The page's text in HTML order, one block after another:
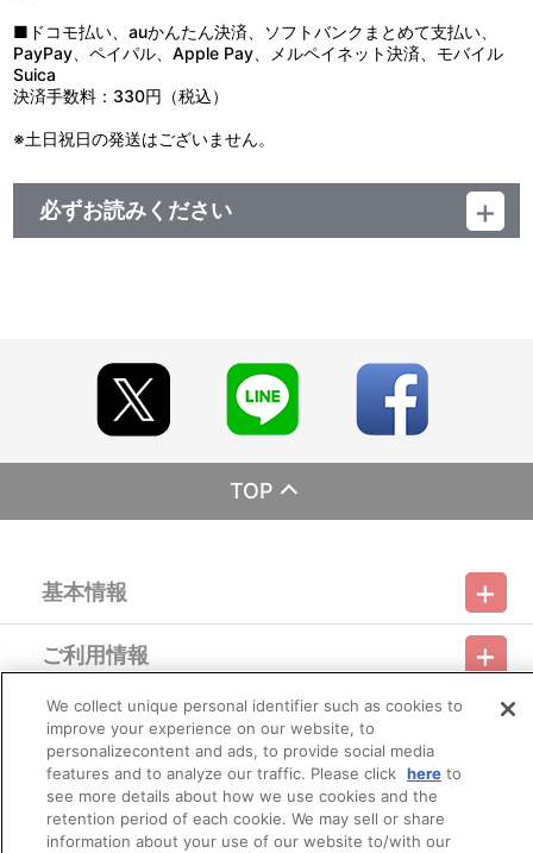
●汚れた場合は、水を布に含ませ、かたく絞ってからお拭きくださ
い。
●ベンジン・シンナーなどのアルコール系溶剤を使用しますと、塗
装の剥がれや変色・変形・破損の原因になりますのでお避けくださ
■ドコモ払い、auかんたん決済、ソフトバンクまとめて支払い、
PayPay、ペイパル、Apple Pay、メルペイネット決済、モバイル
Suica
決済手数料：330円（税込）
※土日祝日の発送はございません。
必ずお読みください
【ご注意（必ずお読みください）】
■商品について
※本商品は準備数に限りがございます。準備数に達した場合、早
期にご注文の受付を終了させていただくことがございます。
※ご要望多数の場合、お届け時期を変更し、再度受注を行うこと
※仕様等は予告なく変更となる場合がございます。
※撮影環境やご利用のモニター環境により、実物と多少異なって
※商品画像はイメージです。実際の仕様とは異なる場合がござい
ます。あらかじめご了承ください。
※すでにご注文しているかのご確認には、「マイページ」→「ご
注文履歴」にてご確認いただけます。
■ご注文・お支払いについて
※本商品のご注文はバンダイナムコフィルムワークス公式ショッ
プ『A-on STORE』が承り、発送を行います。
なお、ご注文には、バンダイナムコフィルムワークス公式ショ
ップ『A-on STORE』の会員登録（無料）が必要となります。
TOP
基本情報
利用規約 特定商取引法に基づく表示
プライバシーオプション 会社概要
ご利用情報
ご利用ガイド サイトマップ お問い合わせ 推奨環境
Do Not Sell or Share My Personal Information
会員メニュー
ログイン 会員規約 新規会員登録
その他のご案内
バンダイナムコフィルムワークス
We collect unique personal identifier such as cookies to
improve your experience on our website, to
personalizecontent and ads, to provide social media
features and to analyze our traffic. Please click hereto
see more details about how we use cookies and the
retention period of each cookie. We may sell or share
information about your use of our website to/with our